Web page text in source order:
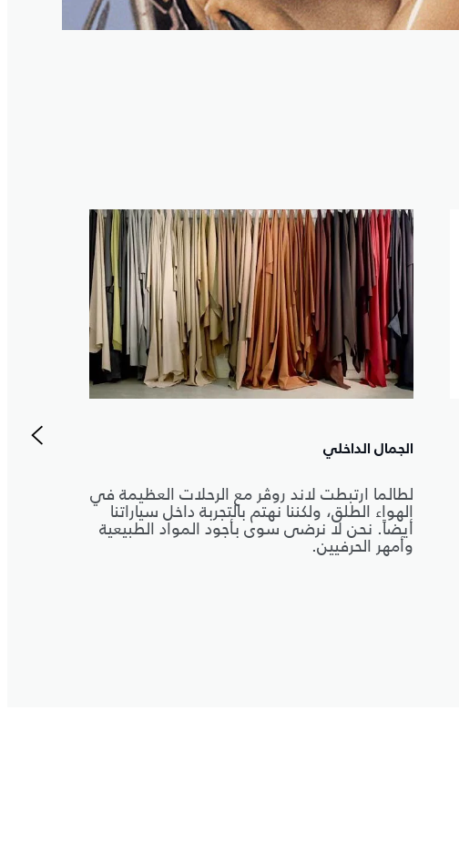
الجمال الداخلي
لطالما ارتبطت لاند روڤر مع الرحلات العظيمة في
الهواء الطلق، ولكننا نهتم بالتجربة داخل سياراتنا
أيضاً. نحن لا نرضى سوى بأجود المواد الطبيعية
وأمهر الحرفيين.
حيز